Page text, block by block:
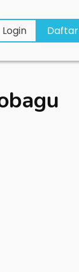
Login Daftar